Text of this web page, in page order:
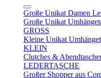
Große Unikat Damen
Große Unikat
GROSS
Kleine Unikat
KLEIN
Clutches &
LEDERTASCHE
Großer Shopper aus